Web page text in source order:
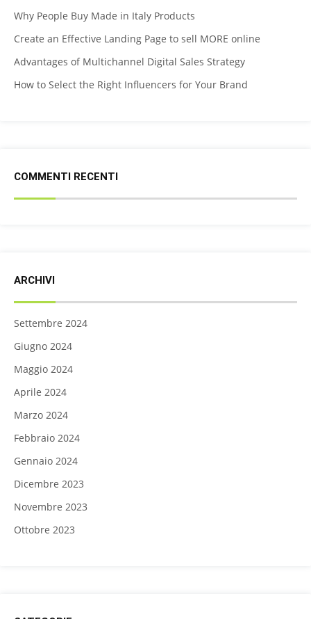
Why People Buy Made in Italy Products
Create an Effective Landing Page to sell MORE online
Advantages of Multichannel Digital Sales Strategy
How to Select the Right Influencers for Your Brand
COMMENTI RECENTI
ARCHIVI
Settembre 2024
Giugno 2024
Maggio 2024
Aprile 2024
Marzo 2024
Febbraio 2024
Gennaio 2024
Dicembre 2023
Novembre 2023
Ottobre 2023